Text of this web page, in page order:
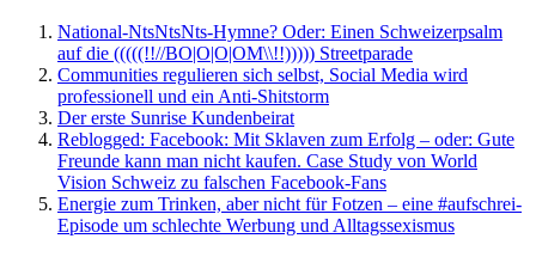
National-NtsNtsNts-Hymne? Oder: Einen Schweizerpsalm
auf die (((((!!//BO|O|O|OM\\!!))))) Streetparade
Communities regulieren sich selbst, Social Media wird
professionell und ein Anti-Shitstorm
Der erste Sunrise Kundenbeirat
Reblogged: Facebook: Mit Sklaven zum Erfolg – oder: Gute
Freunde kann man nicht kaufen. Case Study von World
Vision Schweiz zu falschen Facebook-Fans
Energie zum Trinken, aber nicht für Fotzen – eine #aufschrei-
Episode um schlechte Werbung und Alltagssexismus